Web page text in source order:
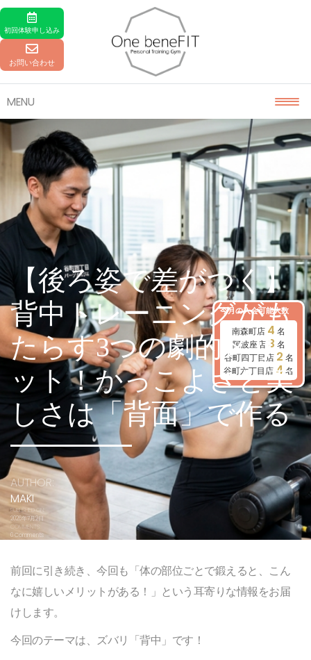
Skip to content
初回体験申し込み
お問い合わせ
MENU
今月の入会可能人数
南森町店 4 名
阿波座店 3 名
谷町四丁目店 2 名
谷町六丁目店 4 名
【後ろ姿で差がつく】
背中トレーニングがも
たらす3つの劇的メリ
ット！かっこよさと美
しさは「背面」で作る
AUTHOR:
MAKI
PUBLISHED ON:
2026年7月2日
COMMENTS:
0 Comments
前回に引き続き、今回も「体の部位ごとで鍛えると、こん
なに嬉しいメリットがある！」という耳寄りな情報をお届
けします。
今回のテーマは、ズバリ「背中」です！